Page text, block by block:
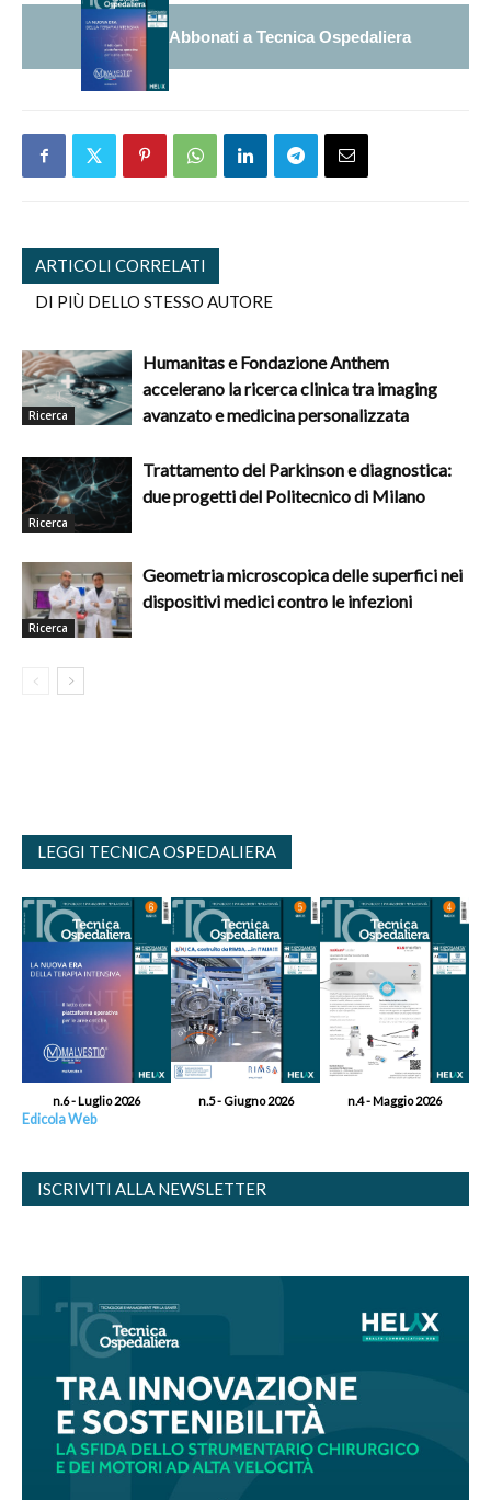
Abbonati a Tecnica Ospedaliera
ARTICOLI CORRELATI
DI PIÙ DELLO STESSO AUTORE
Ricerca
Humanitas e Fondazione Anthem
accelerano la ricerca clinica tra imaging
avanzato e medicina personalizzata
Ricerca
Trattamento del Parkinson e diagnostica:
due progetti del Politecnico di Milano
Ricerca
Geometria microscopica delle superfici nei
dispositivi medici contro le infezioni
LEGGI TECNICA OSPEDALIERA
n.6 - Luglio 2026 n.5 - Giugno 2026 n.4 - Maggio 2026
Edicola Web
ISCRIVITI ALLA NEWSLETTER